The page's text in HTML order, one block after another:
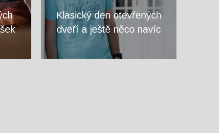
Klasický den otevřených
dveří a ještě něco navíc
VÍCE